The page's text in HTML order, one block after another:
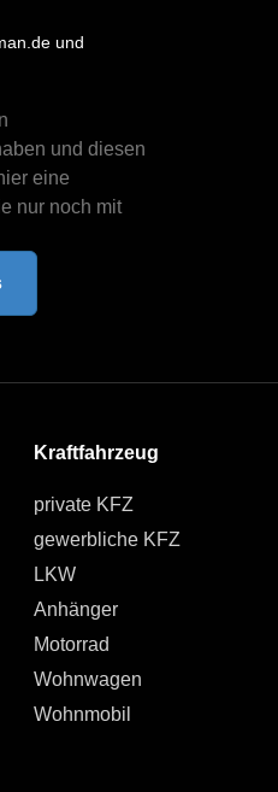
und
und diesen
eine
nur noch mit
Kraftfahrzeug
private KFZ
gewerbliche KFZ
LKW
Anhänger
Motorrad
Wohnwagen
Wohnmobil